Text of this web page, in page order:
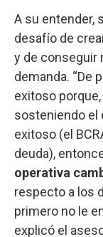
A su entender,
desafío de
y de conseguir
demanda. “De
exitoso
sosteniendo el
exitoso (el
deuda),
operativa
respecto a los
primero no le
explicó el